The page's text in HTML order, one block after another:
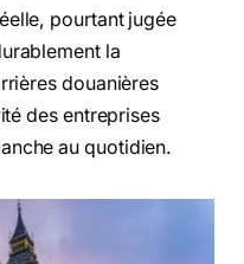
pourtant jugée
la
douanières
des entreprises
au quotidien.